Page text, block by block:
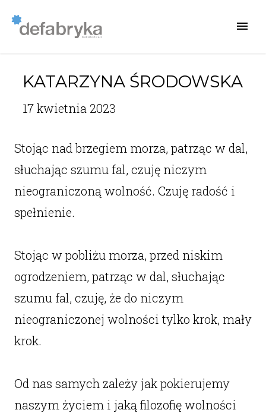
KATARZYNA ŚRODOWSKA
17 kwietnia 2023
Stojąc nad brzegiem morza, patrząc w dal,
słuchając szumu fal, czuję niczym
nieograniczoną wolność. Czuję radość i
spełnienie.
Stojąc w pobliżu morza, przed niskim
ogrodzeniem, patrząc w dal, słuchając
szumu fal, czuję, że do niczym
nieograniczonej wolności tylko krok, mały
krok.
Od nas samych zależy jak pokierujemy
naszym życiem i jaką filozofię wolności